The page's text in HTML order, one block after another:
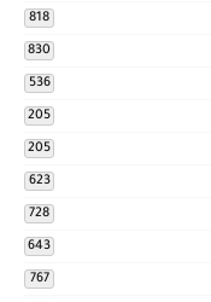
818
830
536
205
205
623
728
643
767